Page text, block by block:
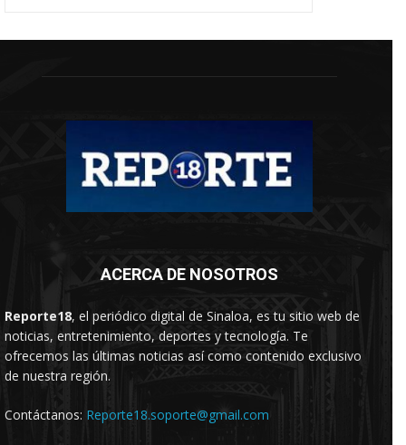
ACERCA DE NOSOTROS
Reporte18, el periódico digital de Sinaloa, es tu sitio web de
noticias, entretenimiento, deportes y tecnología. Te
ofrecemos las últimas noticias así como contenido exclusivo
de nuestra región.
Contáctanos: Reporte18.soporte@gmail.com